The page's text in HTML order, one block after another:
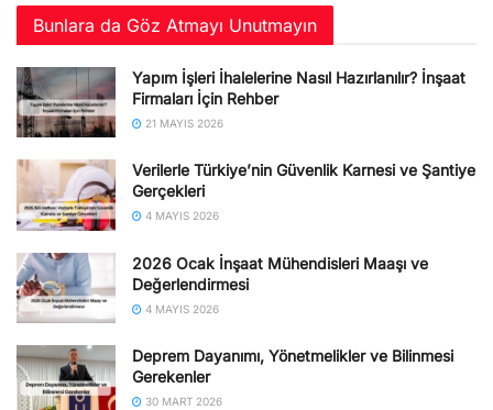
Bunlara da Göz Atmayı Unutmayın
Yapım İşleri İhalelerine Nasıl Hazırlanılır? İnşaat
Firmaları İçin Rehber
21 MAYIS 2026
Verilerle Türkiye’nin Güvenlik Karnesi ve Şantiye
Gerçekleri
4 MAYIS 2026
2026 Ocak İnşaat Mühendisleri Maaşı ve
Değerlendirmesi
4 MAYIS 2026
Deprem Dayanımı, Yönetmelikler ve Bilinmesi
Gerekenler
30 MART 2026